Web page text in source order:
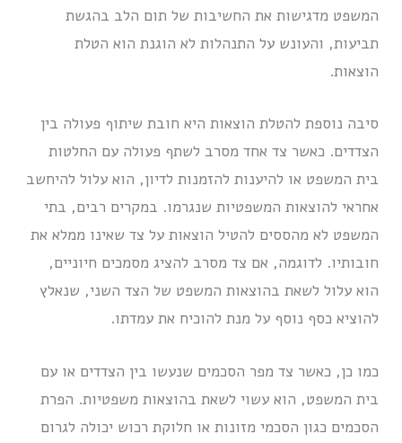
המשפט מדגישות את החשיבות של תום הלב בהגשת
תביעות, והעונש על התנהלות לא הוגנת הוא הטלת
הוצאות.
סיבה נוספת להטלת הוצאות היא חובת שיתוף פעולה בין
הצדדים. כאשר צד אחד מסרב לשתף פעולה עם החלטות
בית המשפט או להיענות להזמנות לדיון, הוא עלול להיחשב
אחראי להוצאות המשפטיות שנגרמו. במקרים רבים, בתי
המשפט לא מהססים להטיל הוצאות על צד שאינו ממלא את
חובותיו. לדוגמה, אם צד מסרב להציג מסמכים חיוניים,
הוא עלול לשאת בהוצאות המשפט של הצד השני, שנאלץ
להוציא כסף נוסף על מנת להוכיח את עמדתו.
כמו כן, כאשר צד מפר הסכמים שנעשו בין הצדדים או עם
בית המשפט, הוא עשוי לשאת בהוצאות משפטיות. הפרת
הסכמים כגון הסכמי מזונות או חלוקת רכוש יכולה לגרום